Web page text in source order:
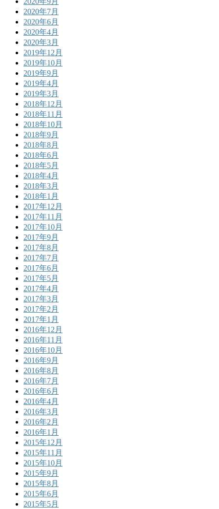
2020年7月
2020年6月
2020年4月
2020年3月
2019年12月
2019年10月
2019年9月
2019年4月
2019年3月
2018年12月
2018年11月
2018年10月
2018年9月
2018年8月
2018年6月
2018年5月
2018年4月
2018年3月
2018年1月
2017年12月
2017年11月
2017年10月
2017年9月
2017年8月
2017年7月
2017年6月
2017年5月
2017年4月
2017年3月
2017年2月
2017年1月
2016年12月
2016年11月
2016年10月
2016年9月
2016年8月
2016年7月
2016年6月
2016年4月
2016年3月
2016年2月
2016年1月
2015年12月
2015年11月
2015年10月
2015年9月
2015年8月
2015年6月
2015年5月